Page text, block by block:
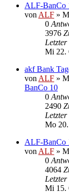
ALF-BanCo
von ALF »
0
3976
Mi 22.
akf Bank
von ALF »
BanCo 10
0
2490
Mo
ALF-BanCo
von ALF »
0
4064
Mi 15.